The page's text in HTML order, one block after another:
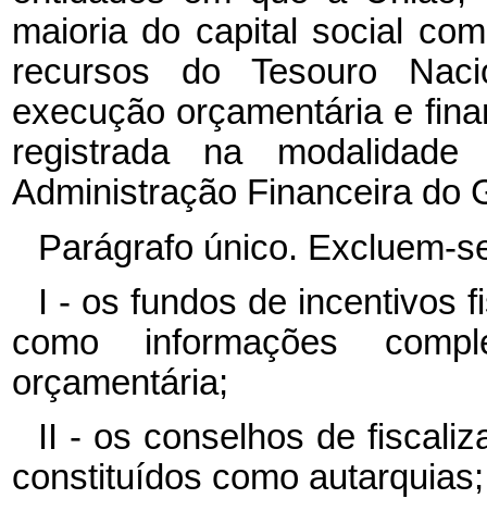
maioria do capital social
recursos do Tesouro
execução orçamentária e
registrada na
Administração Financeira do
Parágrafo único. Excluem-
I - os fundos de incentivos
como informações
orçamentária;
II - os conselhos de
constituídos como autarquias;